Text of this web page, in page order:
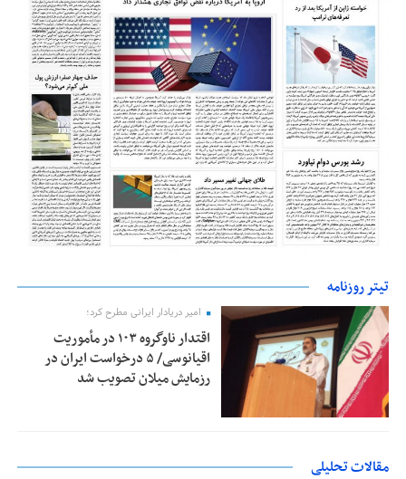
تیتر روزنامه
امیر دریادار ایرانی مطرح کرد؛
اقتدار ناوگروه ۱۰۳ در مأموریت‌
اقیانوسی/ ۵ درخواست ایران در
رزمایش میلان تصویب شد
مقالات تحلیلی